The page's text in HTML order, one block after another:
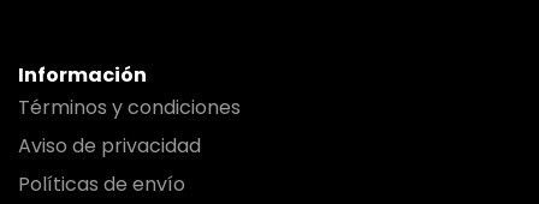
Información
Términos y condiciones
Aviso de privacidad
Políticas de envío